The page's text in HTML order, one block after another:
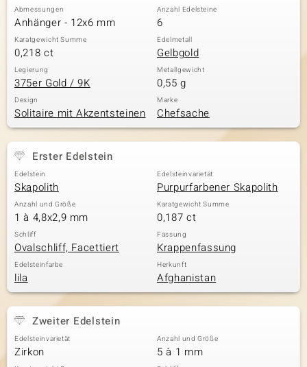
Abmessungen
Anhänger - 12x6 mm
Anzahl Edelsteine
6
Karatgewicht Summe
0,218 ct
Edelmetall
Gelbgold
Legierung
375er Gold / 9K
Metallgewicht
0,55 g
Design
Solitaire mit Akzentsteinen
Marke
Chefsache
Erster Edelstein
Edelstein
Skapolith
Edelsteinvarietät
Purpurfarbener Skapolith
Anzahl und Größe
1 à 4,8x2,9 mm
Karatgewicht Summe
0,187 ct
Schliff
Ovalschliff, Facettiert
Fassung
Krappenfassung
Edelsteinfarbe
lila
Herkunft
Afghanistan
Zweiter Edelstein
Edelsteinvarietät
Zirkon
Anzahl und Größe
5 à 1 mm